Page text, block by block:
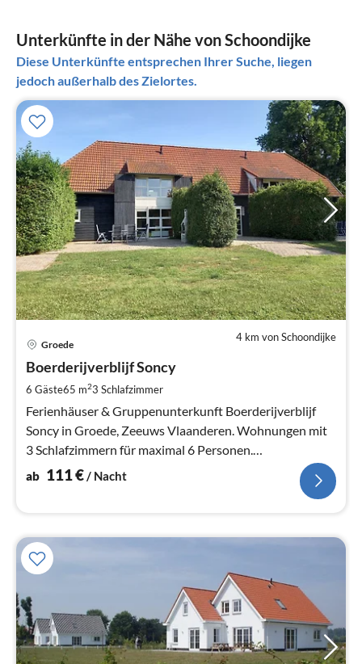
Unterkünfte in der Nähe von Schoondijke
Diese Unterkünfte entsprechen Ihrer Suche, liegen
jedoch außerhalb des Zielortes.
4 km von Schoondijke
Groede
Boerderijverblijf Soncy
6 Gäste65 m23 Schlafzimmer
Ferienhäuser & Gruppenunterkunft Boerderijverblijf
Soncy in Groede, Zeeuws Vlaanderen. Wohnungen mit
3 Schlafzimmern für maximal 6 Personen.
Gruppenunterkunft für bis zu 24 Personen.
ab 111€/ Nacht